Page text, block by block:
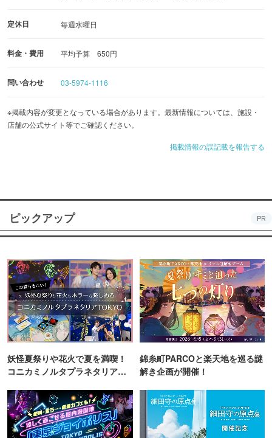
定休日 毎週水曜日
料金・費用 平均予算 650円
問い合わせ 03-5974-1116
※掲載内容が変更となっている場合があります。最新情報については、施設・
店舗の公式サイト等でご確認ください。
掲載情報の誤記載を報告する
ピックアップ PR
妖怪夏祭りや花火で夏を満喫！
コニカミノルタプラネタリア
錦糸町PARCOと楽天地を巡る謎
解き企画が開催！